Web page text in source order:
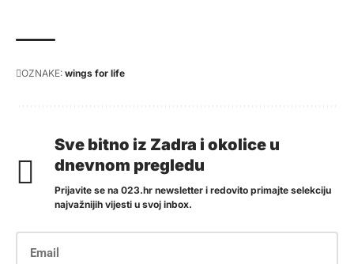
OZNAKE: wings for life
Sve bitno iz Zadra i okolice u
dnevnom pregledu
Prijavite se na 023.hr newsletter i redovito primajte selekciju
najvažnijih vijesti u svoj inbox.